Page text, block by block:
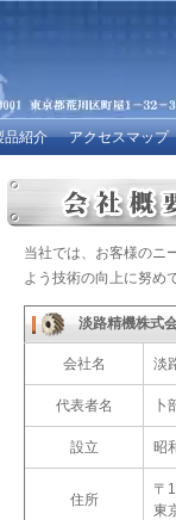
品紹介 アクセスマップ
当社では、お客様のニ
よう技術の向上に努め
淡路精機株式
会社名 淡
代表者名
設立 昭
住所
〒
東